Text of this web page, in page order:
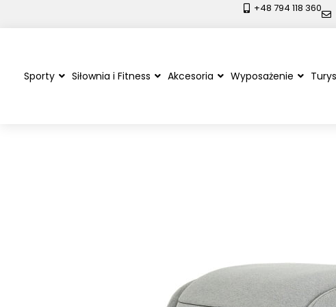
+48 794 118 360
Sporty Siłownia i Fitness Akcesoria Wyposażenie